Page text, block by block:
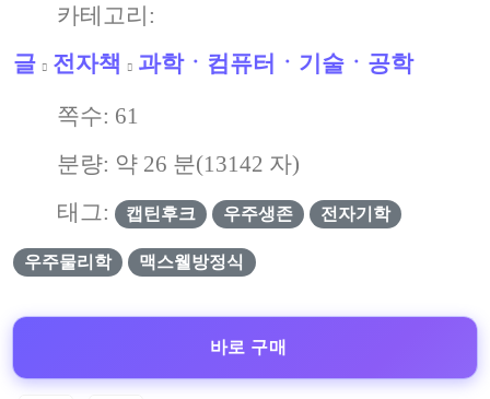
카테고리:
글
전자책 과학ㆍ컴퓨터ㆍ기술ㆍ공학
쪽수: 61
분량: 약 26 분(13142 자)
태그:
캡틴후크 우주생존 전자기학
우주물리학 맥스웰방정식
바로 구매